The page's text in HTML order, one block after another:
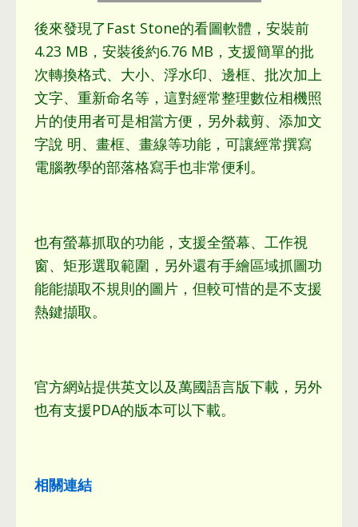
後來發現了Fast Stone的看圖軟體 ， 安裝前
4.23 MB ， 安裝後約6.76 MB ， 支援簡單的批
次轉換格式、 大小、 浮水印、 邊框、 批次加上
文字、 重新命名等， 這對經常整理數位相機照
片的使用者可是相當方便 ， 另外裁剪、 添加文
字說 明、 畫框、 畫線等功能， 可讓經常撰寫
電腦教學的部落格寫手也非常便利。
也有螢幕抓取的功能， 支援全螢幕、 工作視
窗、 矩形選取範圍 ， 另外還有手繪區域抓圖功
能能擷取不規則的圖片， 但較可惜的是不支援
熱鍵擷取。
官方網站提供英文以及萬國語言版下載， 另外
也有支援PDA的版本可以下載。
相關連結